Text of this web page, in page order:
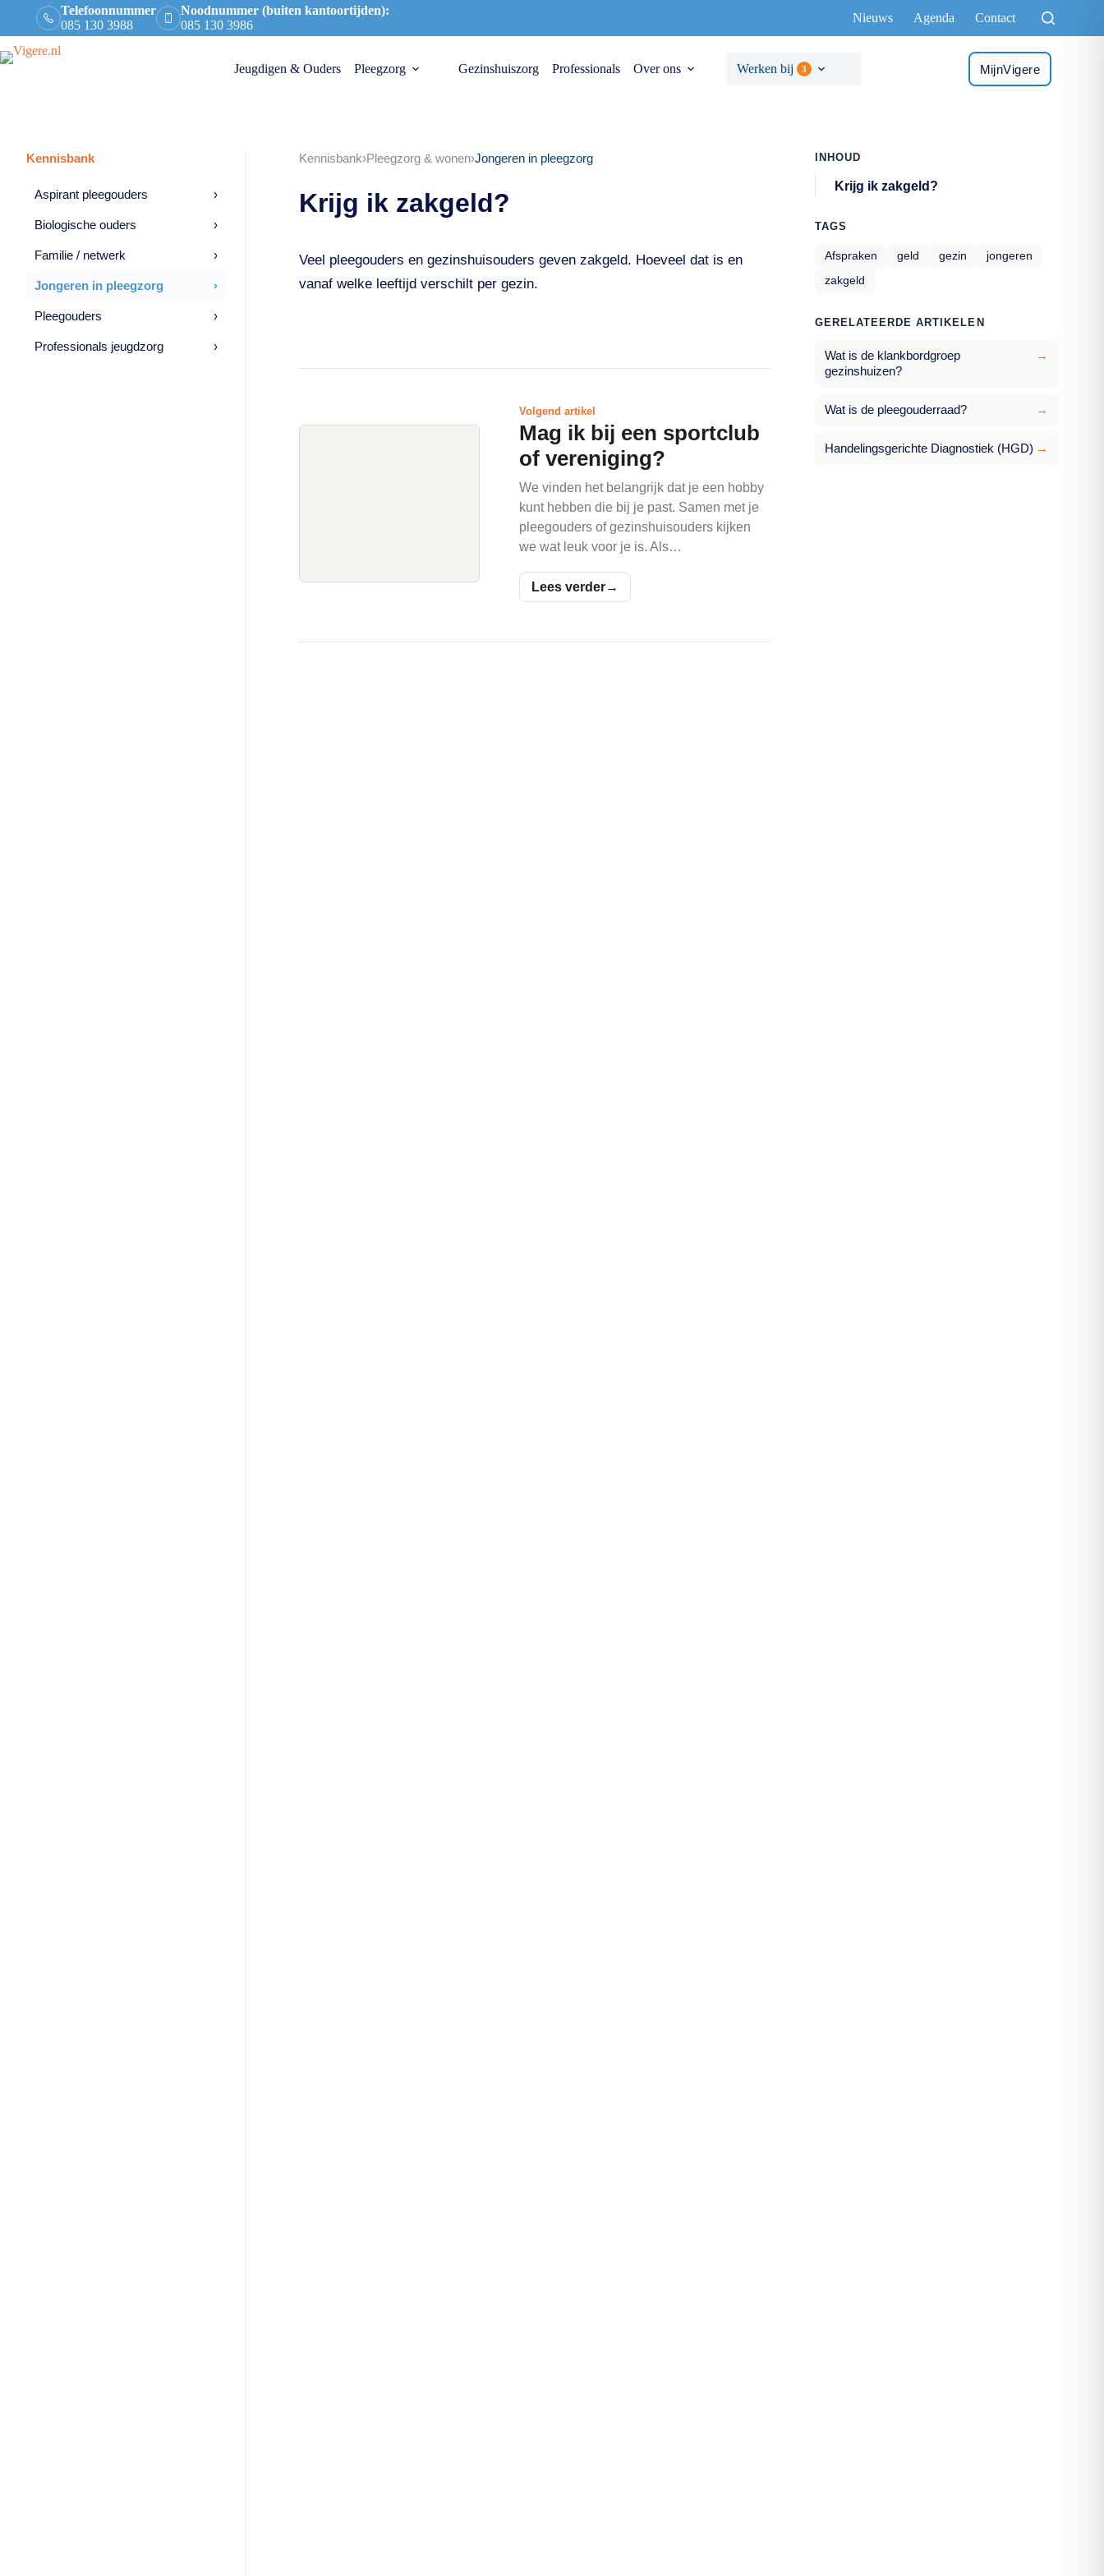
Telefoonnummer
085 130 3988
Noodnummer (buiten kantoortijden):
085 130 3986
Nieuws Agenda Contact
Jeugdigen & Ouders Pleegzorg Gezinshuiszorg Professionals Over ons Werken bij 3 MijnVigere
Kennisbank
Aspirant pleegouders ›
Biologische ouders ›
Familie / netwerk ›
Jongeren in pleegzorg ›
Pleegouders ›
Professionals jeugdzorg ›
Kennisbank›Pleegzorg & wonen›Jongeren in pleegzorg
Krijg ik zakgeld?
Veel pleegouders en gezinshuisouders geven zakgeld. Hoeveel dat is en
vanaf welke leeftijd verschilt per gezin.
Volgend artikel
Mag ik bij een sportclub
of vereniging?
We vinden het belangrijk dat je een hobby
kunt hebben die bij je past. Samen met je
pleegouders of gezinshuisouders kijken
we wat leuk voor je is. Als…
Lees verder→
INHOUD
Krijg ik zakgeld?
TAGS
Afspraken geld gezin
jongeren
zakgeld
GERELATEERDE ARTIKELEN
Wat is de klankbordgroep
gezinshuizen?
→
Wat is de pleegouderraad? →
Handelingsgerichte Diagnostiek (HGD) →